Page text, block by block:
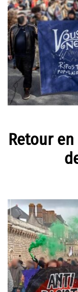
Retour